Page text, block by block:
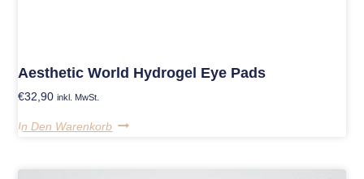
Aesthetic World Hydrogel Eye Pads
€32,90 inkl. MwSt.
In Den Warenkorb